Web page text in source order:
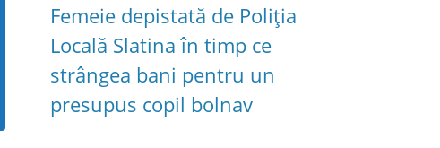
Femeie depistată de Poliția
Locală Slatina în timp ce
strângea bani pentru un
presupus copil bolnav